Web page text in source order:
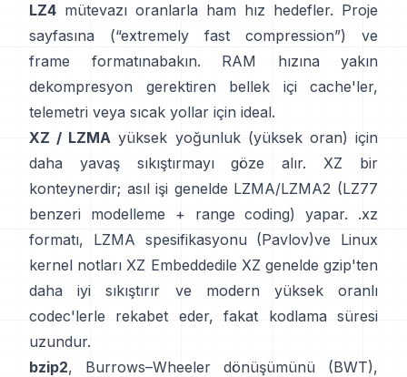
LZ4 mütevazı oranlarla ham hız hedefler. Proje
sayfasına
(“extremely fast compression”) ve
frame formatınabakın. RAM hızına yakın
dekompresyon gerektiren bellek içi cache'ler,
telemetri veya sıcak yollar için ideal.
XZ / LZMA yüksek yoğunluk (yüksek oran) için
daha yavaş sıkıştırmayı göze alır. XZ bir
konteynerdir; asıl işi genelde LZMA/LZMA2 (LZ77
benzeri modelleme + range coding) yapar.
.xz
formatı, LZMA spesifikasyonu (Pavlov)ve Linux
kernel notları XZ Embeddedile XZ genelde gzip'ten
daha iyi sıkıştırır ve modern yüksek oranlı
codec'lerle rekabet eder, fakat kodlama süresi
uzundur.
bzip2, Burrows–Wheeler dönüşümünü (BWT),